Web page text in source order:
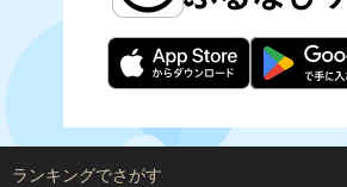
ランキングでさがす